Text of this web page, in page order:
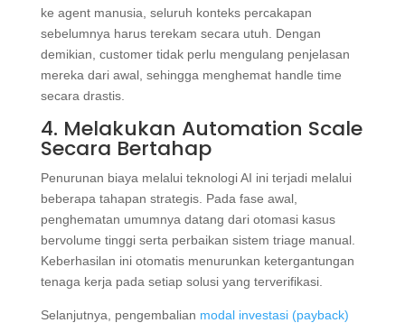
ke agent manusia, seluruh konteks percakapan
sebelumnya harus terekam secara utuh. Dengan
demikian, customer tidak perlu mengulang penjelasan
mereka dari awal, sehingga menghemat handle time
secara drastis.
4. Melakukan Automation Scale
Secara Bertahap
Penurunan biaya melalui teknologi AI ini terjadi melalui
beberapa tahapan strategis. Pada fase awal,
penghematan umumnya datang dari otomasi kasus
bervolume tinggi serta perbaikan sistem triage manual.
Keberhasilan ini otomatis menurunkan ketergantungan
tenaga kerja pada setiap solusi yang terverifikasi.
Selanjutnya, pengembalian modal investasi (payback)